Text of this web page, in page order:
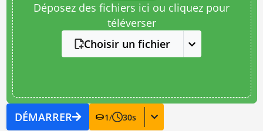
Déposez des fichiers ici ou cliquez pour
téléverser
Choisir un fichier
DÉMARRER 1/ 30s